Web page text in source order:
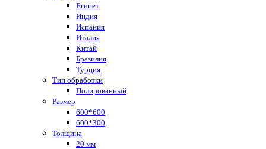
Египет
Индия
Испания
Италия
Китай
Бразилия
Турция
Тип обработки
Полированный
Размер
600*600
600*300
Толщина
20 мм